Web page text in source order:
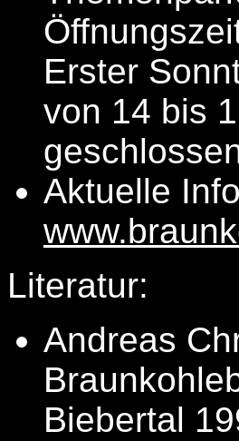
Erster
von 14 bis
Aktuelle
Literatur:
Andreas
Biebertal